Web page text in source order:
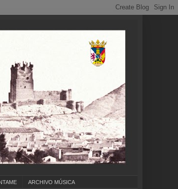
ARCHIVO MÚSICA